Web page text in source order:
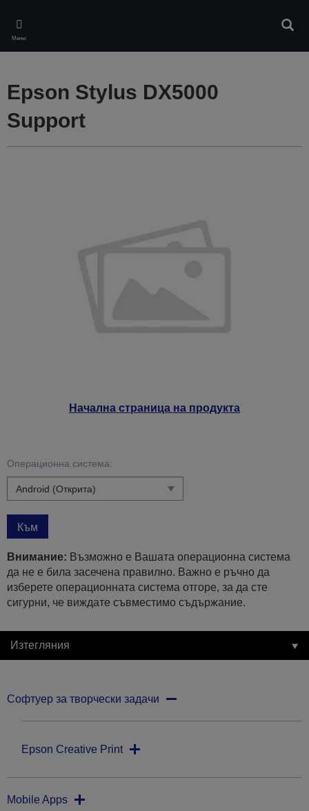
main
content
Меню
Начална страница на продукта
Epson Stylus DX5000
Support
Операционна система:
Към
Внимание: Възможно е Вашата операционна система
да не е била засечена правилно. Важно е ръчно да
изберете операционната система отгоре, за да сте
сигурни, че виждате съвместимо съдържание.
Изтегляния
Софтуер за творчески задачи
Epson Creative Print
Mobile Apps